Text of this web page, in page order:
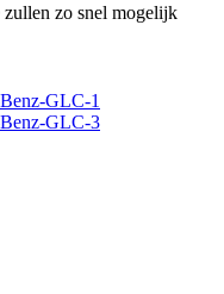
zullen zo snel mogelijk